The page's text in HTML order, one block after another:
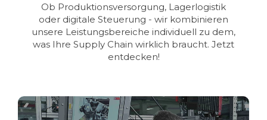
Ob Produktionsversorgung, Lagerlogistik
oder digitale Steuerung - wir kombinieren
unsere Leistungsbereiche individuell zu dem,
was Ihre Supply Chain wirklich braucht. Jetzt
entdecken!